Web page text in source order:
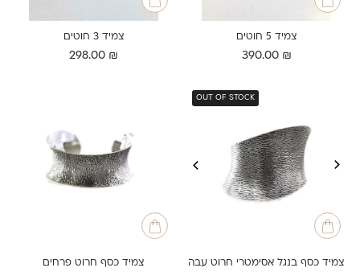
צמיד 5 חוטים
390.00 ₪
צמיד 3 חוטים
298.00 ₪
OUT OF STOCK
צמיד כסף בנגל אסימטרי חרוט עבה צמיד כסף חרוט פרחים